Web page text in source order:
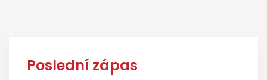
Poslední zápas